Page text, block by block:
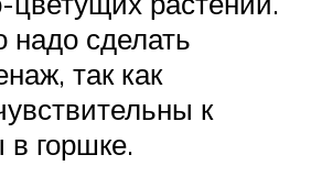
надо сделать
так как
к
горшке.